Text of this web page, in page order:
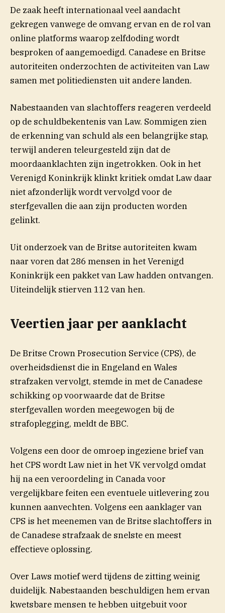
De zaak heeft internationaal veel aandacht
gekregen vanwege de omvang ervan en de rol van
online platforms waarop zelfdoding wordt
besproken of aangemoedigd. Canadese en Britse
autoriteiten onderzochten de activiteiten van Law
samen met politiediensten uit andere landen.
Nabestaanden van slachtoffers reageren verdeeld
op de schuldbekentenis van Law. Sommigen zien
de erkenning van schuld als een belangrijke stap,
terwijl anderen teleurgesteld zijn dat de
moordaanklachten zijn ingetrokken. Ook in het
Verenigd Koninkrijk klinkt kritiek omdat Law daar
niet afzonderlijk wordt vervolgd voor de
sterfgevallen die aan zijn producten worden
gelinkt.
Uit onderzoek van de Britse autoriteiten kwam
naar voren dat 286 mensen in het Verenigd
Koninkrijk een pakket van Law hadden ontvangen.
Uiteindelijk stierven 112 van hen.
Veertien jaar per aanklacht
De Britse Crown Prosecution Service (CPS), de
overheidsdienst die in Engeland en Wales
strafzaken vervolgt, stemde in met de Canadese
schikking op voorwaarde dat de Britse
sterfgevallen worden meegewogen bij de
strafoplegging, meldt deBBC(opent in nieuw venster)
.
Volgens een door de omroep ingeziene brief van
het CPS wordt Law niet in het VK vervolgd omdat
hij na een veroordeling in Canada voor
vergelijkbare feiten een eventuele uitlevering zou
kunnen aanvechten. Volgens een aanklager van
CPS is het meenemen van de Britse slachtoffers in
de Canadese strafzaak de snelste en meest
effectieve oplossing.
Over Laws motief werd tijdens de zitting weinig
duidelijk. Nabestaanden beschuldigen hem ervan
kwetsbare mensen te hebben uitgebuit voor